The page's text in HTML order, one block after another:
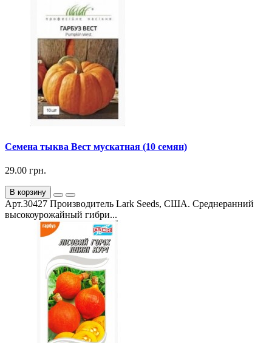
Семена тыква Вест мускатная (10 семян)
29.00 грн.
В корзину
Арт.30427 Производитель Lark Seeds, США. Среднеранний
высокоурожайный гибри...